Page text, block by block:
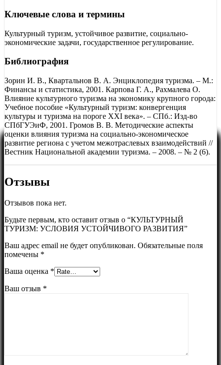
Ключевые слова и термины
Культурный туризм, устойчивое развитие, социально-
экономические задачи, государственное регулирование.
Библиография
Зорин И. В., Квартальнов В. А. Энциклопедия туризма. – М.:
Финансы и статистика, 2001. Карпова Г. А., Рахмалева О.
Влияние культурного туризма на экономику крупного города:
Учебное пособие «Культурный туризм: конвергенция
культуры и туризма на пороге XXI века». – СПб.: Изд-во
СПбГУЭиФ, 2001. Громов В. В. Методические аспекты
оценки влияния туризма на социально-экономическое
развитие региона с учетом межотраслевых взаимодействий //
Вестник Национальной академии туризма. – 2008. – № 2 (6).
Отзывы
Отзывов пока нет.
Будьте первым, кто оставит отзыв о “КУЛЬТУРНЫЙ
ТУРИЗМ: УСЛОВИЯ УСТОЙЧИВОГО РАЗВИТИЯ”
Ваш адрес email не будет опубликован. Обязательные поля
помечены *
Ваша оценка *
Ваш отзыв *